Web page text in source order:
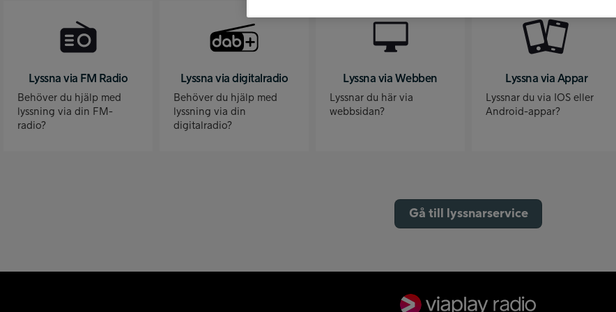
Lyssna via FM Radio
Behöver du hjälp med
lyssning via din FM-
radio?
Lyssna via digitalradio
Behöver du hjälp med
lyssning via din
digitalradio?
Lyssna via Webben
Lyssnar du här via
webbsidan?
Lyssna via Appar
Lyssnar du via IOS eller
Android-appar?
Gå till lyssnarservice